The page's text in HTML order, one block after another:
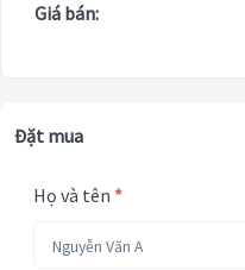
Giá bán:
Đặt mua
Họ và tên *